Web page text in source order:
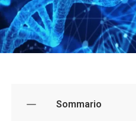
Sommario